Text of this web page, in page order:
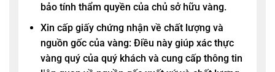
bảo tính thẩm quyền của chủ sở hữu vàng.
Xin cấp giấy chứng nhận về chất lượng và
nguồn gốc của vàng: Điều này giúp xác thực
vàng quý của quý khách và cung cấp thông tin